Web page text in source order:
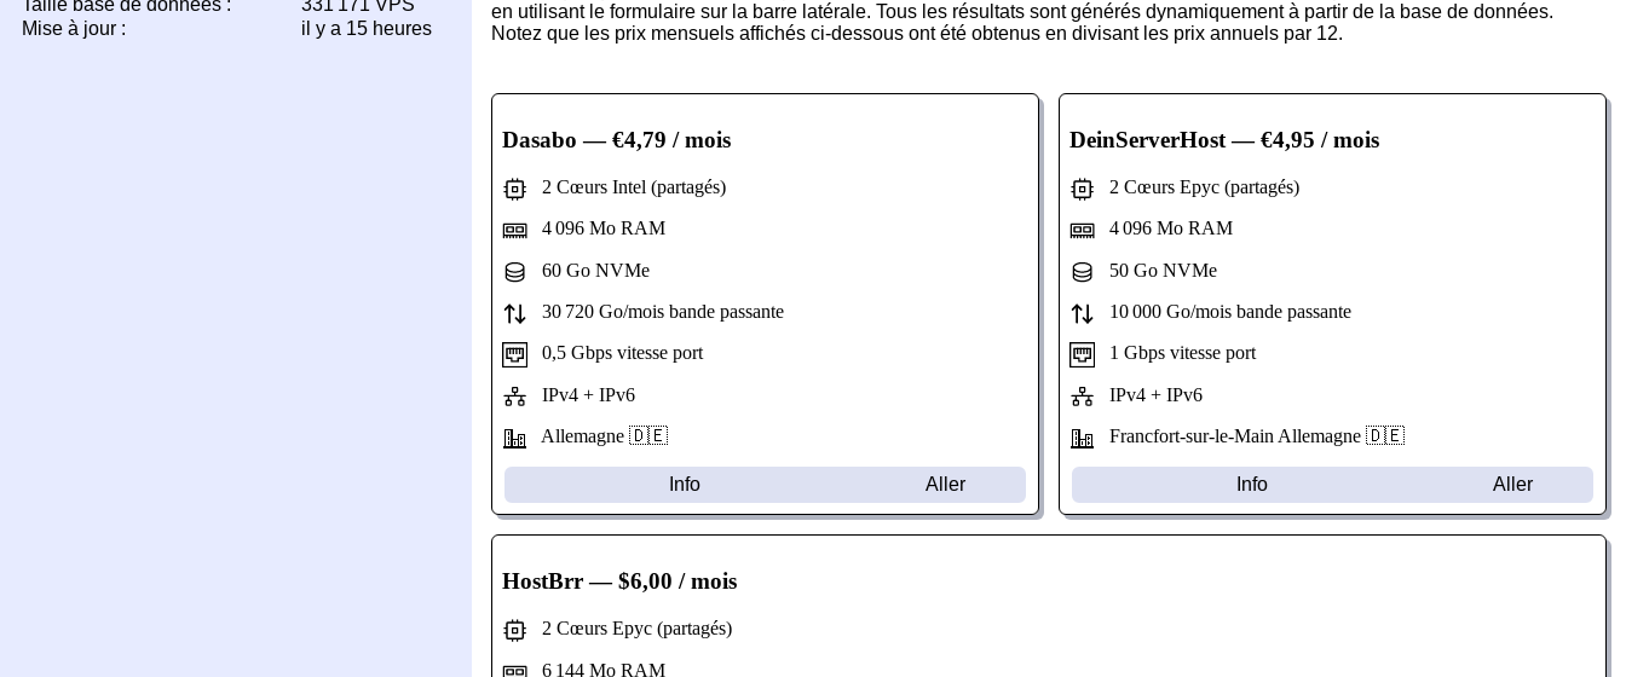
Mise à jour :
il y a 15 heures
en utilisant le formulaire sur la barre latérale. Tous les résultats sont générés dynamiquement à partir de la base de données.
Notez que les prix mensuels affichés ci-dessous ont été obtenus en divisant les prix annuels par 12.
Dasabo — €4,79 / mois
2 Cœurs Intel (partagés)
4 096 Mo RAM
60 Go NVMe
30 720 Go/mois bande passante
0,5 Gbps vitesse port
IPv4 + IPv6
Allemagne 🇩🇪
Info Aller
DeinServerHost— €4,95 / mois
2 Cœurs Epyc (partagés)
4 096 Mo RAM
50 Go NVMe
10 000 Go/mois bande passante
1 Gbps vitesse port
IPv4 + IPv6
Francfort-sur-le-Main Allemagne 🇩🇪
Info Aller
HostBrr— $6,00 / mois
2 Cœurs Epyc (partagés)
6 144 Mo RAM